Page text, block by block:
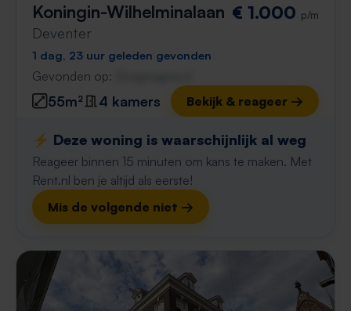
Koningin-Wilhelminalaan
Deventer
€ 1.000 p/m
1 dag, 23 uur geleden gevonden
Gevonden op:
55m² 4 kamers Bekijk & reageer →
⚡️ Deze woning is waarschijnlijk al weg
Reageer binnen 15 minuten om kans te maken. Met
Rent.nl ben je altijd als eerste!
Mis de volgende niet →